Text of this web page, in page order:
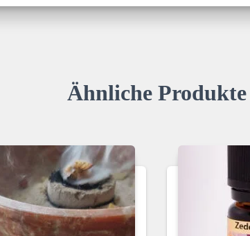
Ähnliche Produkte